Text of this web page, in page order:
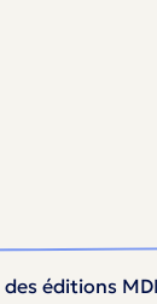
des éditions